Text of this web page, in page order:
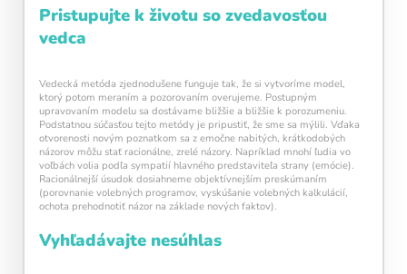
Pristupujte k životu so zvedavosťou
vedca
Vedecká metóda zjednodušene funguje tak, že si vytvoríme model,
ktorý potom meraním a pozorovaním overujeme. Postupným
upravovaním modelu sa dostávame bližšie a bližšie k porozumeniu.
Podstatnou súčasťou tejto metódy je pripustiť, že sme sa mýlili. Vďaka
otvorenosti novým poznatkom sa z emočne nabitých, krátkodobých
názorov môžu stať racionálne, zrelé názory. Napríklad mnohí ľudia vo
voľbách volia podľa sympatií hlavného predstaviteľa strany (emócie).
Racionálnejší úsudok dosiahneme objektívnejším preskúmaním
(porovnanie volebných programov, vyskúšanie volebných kalkulácií,
ochota prehodnotiť názor na základe nových faktov).
Vyhľadávajte nesúhlas